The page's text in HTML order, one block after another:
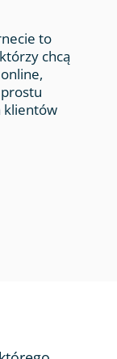
to
chcą
klientów